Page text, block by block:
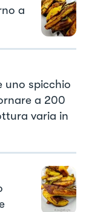
a
uno spicchio
a 200
varia in